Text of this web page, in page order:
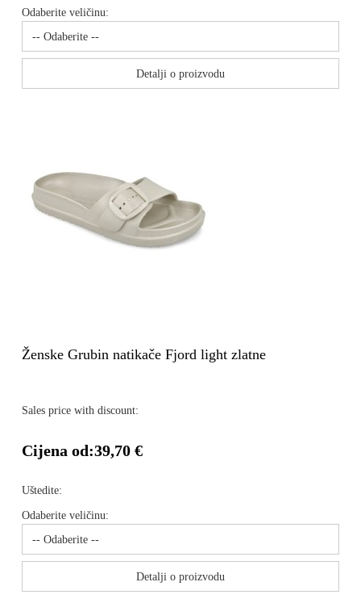
Odaberite veličinu:
Detalji o proizvodu
Ženske Grubin natikače Fjord light zlatne
Sales price with discount:
Cijena od:39,70 €
Uštedite:
Odaberite veličinu:
Detalji o proizvodu